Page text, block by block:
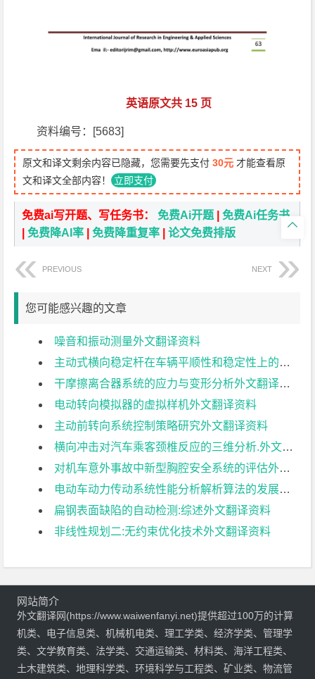
英语原文共 15 页
资料编号：[5683]
原文和译文剩余内容已隐藏，您需要先支付30元 才能查看原
文和译文全部内容！ 立即支付
免费ai写开题、写任务书：免费Ai开题|免费Ai任务书
|免费降AI率 |免费降重复率 |论文免费排版
PREVIOUS NEXT
您可能感兴趣的文章
噪音和振动测量外文翻译资料
主动式横向稳定杆在车辆平顺性和稳定性上的应用外文翻译资料
干摩擦离合器系统的应力与变形分析外文翻译资料
电动转向模拟器的虚拟样机外文翻译资料
主动前转向系统控制策略研究外文翻译资料
横向冲击对汽车乘客颈椎反应的三维分析.外文翻译资料
对机车意外事故中新型胸腔安全系统的评估外文翻译资料
电动车动力传动系统性能分析解析算法的发展外文翻译资料
扁钢表面缺陷的自动检测:综述外文翻译资料
非线性规划二:无约束优化技术外文翻译资料

网站简介
外文翻译网(https://www.waiwenfanyi.net)提供超过100万的计算
机类、电子信息类、机械机电类、理工学类、经济学类、管理学
类、文学教育类、法学类、交通运输类、材料类、海洋工程类、
土木建筑类、地理科学类、环境科学与工程类、矿业类、物流管